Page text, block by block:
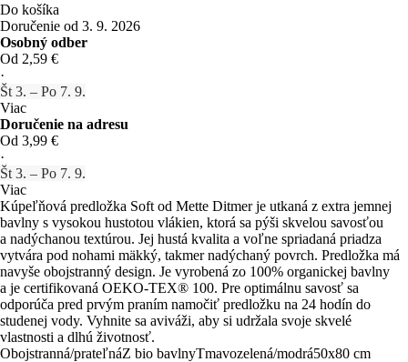
Do košíka
Doručenie od 3. 9. 2026
Osobný odber
Od 2,59 €
·
Št 3. – Po 7. 9.
Viac
Doručenie na adresu
Od 3,99 €
·
Št 3. – Po 7. 9.
Viac
Kúpeľňová predložka Soft od Mette Ditmer je utkaná z extra jemnej
bavlny s vysokou hustotou vlákien, ktorá sa pýši skvelou savosťou
a nadýchanou textúrou. Jej hustá kvalita a voľne spriadaná priadza
vytvára pod nohami mäkký, takmer nadýchaný povrch. Predložka má
navyše obojstranný design. Je vyrobená zo 100% organickej bavlny
a je certifikovaná OEKO-TEX® 100. Pre optimálnu savosť sa
odporúča pred prvým praním namočiť predložku na 24 hodín do
studenej vody. Vyhnite sa aviváži, aby si udržala svoje skvelé
vlastnosti a dlhú životnosť.
Obojstranná/prateľnáZ bio bavlnyTmavozelená/modrá50x80 cm